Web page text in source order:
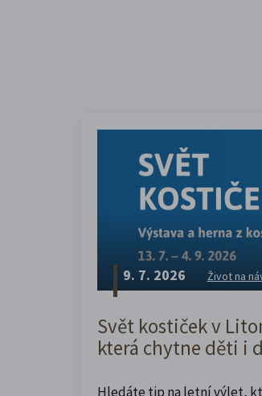
9. 7. 2026 Život na
Svět kostiček v
která chytne děti i
Hledáte tip na letní výlet,